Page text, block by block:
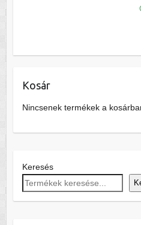
termékoldalon
ki
Kosár
Nincsenek termékek a
Keresés